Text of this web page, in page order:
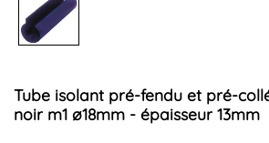
Tube isolant pré-fendu et pré-collé élastomère
noir m1 ø18mm - épaisseur 13mm